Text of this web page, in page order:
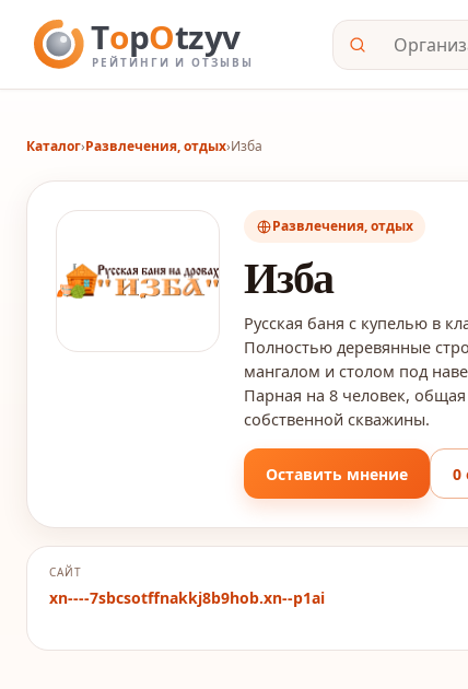
Каталог›Развлечения, отдых›Изба
Развлечения, отдых
Изба
Русская баня с купелью в
Полностью деревянные
мангалом и столом под
Парная на 8 человек,
собственной скважины.
Оставить мнение 0
САЙТ
xn----7sbcsotffnakkj8b9hob.xn--p1ai